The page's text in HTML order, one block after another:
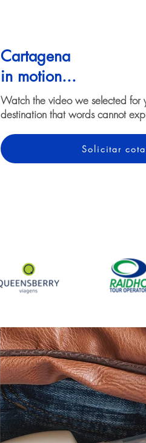
Cartagena
in motion...
Watch the video we selected for
destination that words cannot
Solicitar